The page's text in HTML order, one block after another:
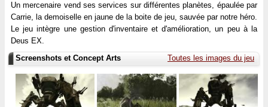
Un mercenaire vend ses services sur différentes planètes, épaulée par
Carrie, la demoiselle en jaune de la boite de jeu, sauvée par notre héro.
Le jeu intègre une gestion d'inventaire et d'amélioration, un peu à la
Deus EX.
Toutes les images du jeu
Screenshots et Concept Arts